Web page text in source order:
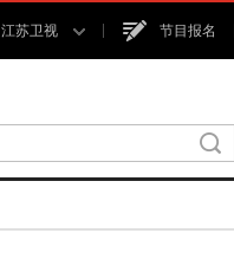
江苏卫视 节目报名